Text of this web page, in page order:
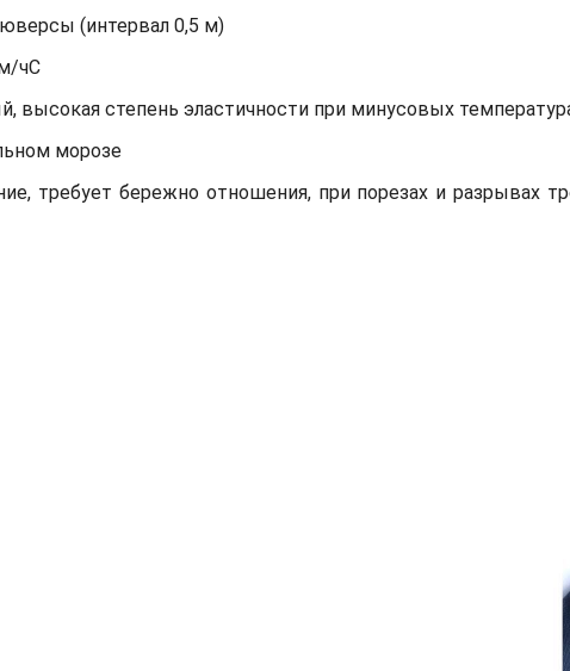
(интервал 0,5 м)
чС
высокая степень эластичности при минусовых
морозе
требует бережно отношения, при порезах и разрывах